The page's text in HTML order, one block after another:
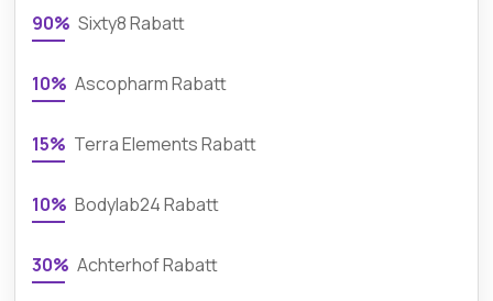
90% Sixty8 Rabatt
10% Ascopharm Rabatt
15% Terra Elements Rabatt
10% Bodylab24 Rabatt
30% Achterhof Rabatt